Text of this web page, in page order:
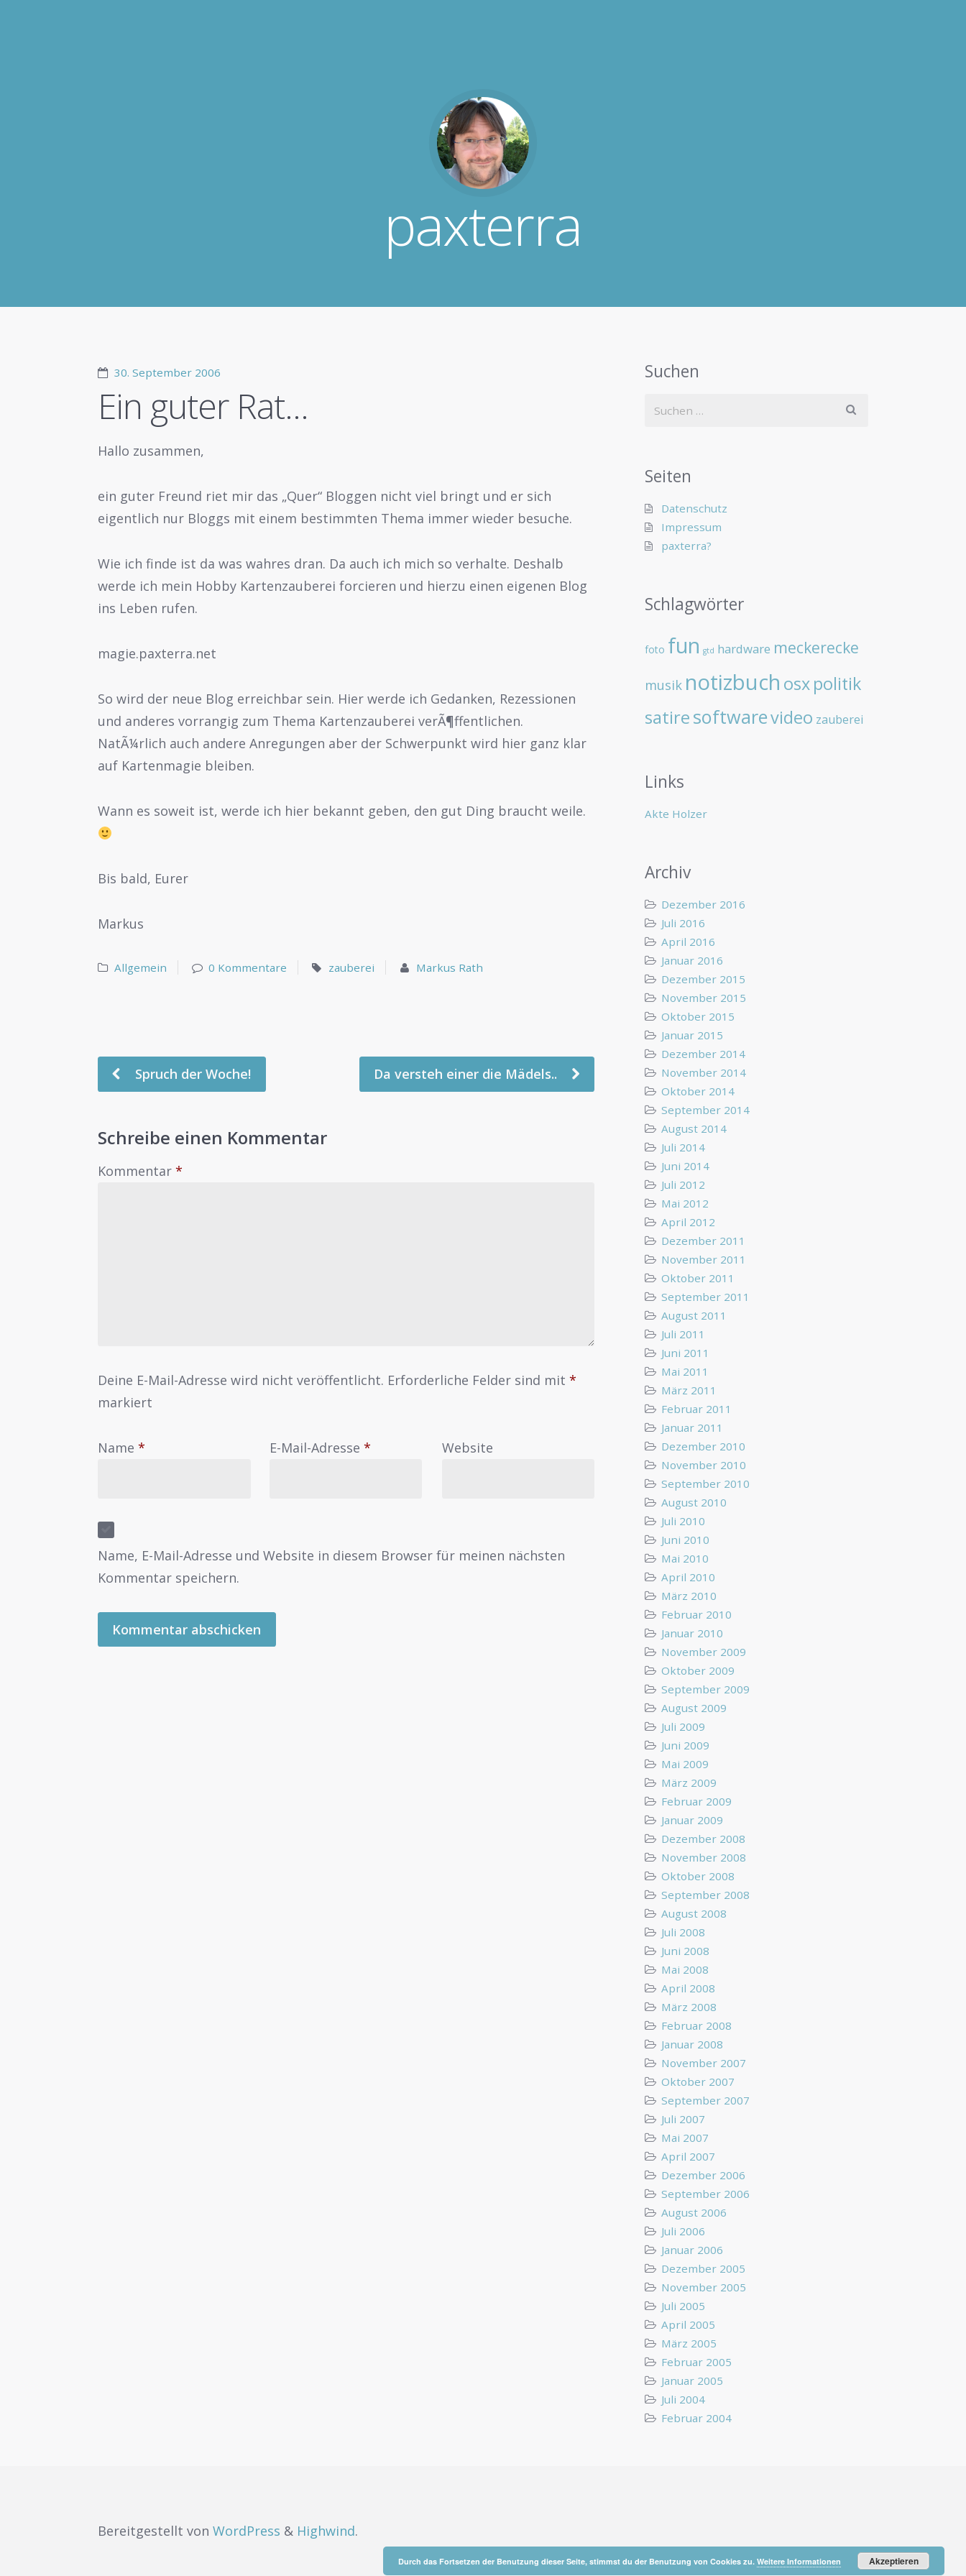
paxterra
30. September 2006
Ein guter Rat…
Hallo zusammen,
ein guter Freund riet mir das „Quer“ Bloggen nicht viel bringt und er sich
eigentlich nur Bloggs mit einem bestimmten Thema immer wieder besuche.
Wie ich finde ist da was wahres dran. Da auch ich mich so verhalte. Deshalb
werde ich mein Hobby Kartenzauberei forcieren und hierzu einen eigenen Blog
ins Leben rufen.
magie.paxterra.net
So wird der neue Blog erreichbar sein. Hier werde ich Gedanken, Rezessionen
und anderes vorrangig zum Thema Kartenzauberei verÃ¶ffentlichen.
NatÃ¼rlich auch andere Anregungen aber der Schwerpunkt wird hier ganz klar
auf Kartenmagie bleiben.
Wann es soweit ist, werde ich hier bekannt geben, den gut Ding braucht weile.
Bis bald, Eurer
Markus
Allgemein 0 Kommentare zauberei Markus Rath
Spruch der Woche! Da versteh einer die Mädels..
Schreibe einen Kommentar
Kommentar*
Deine E-Mail-Adresse wird nicht veröffentlicht. Erforderliche Felder sind mit*
markiert
Name* E-Mail-Adresse * Website
Name, E-Mail-Adresse und Website in diesem Browser für meinen nächsten
Kommentar speichern.
Suchen
Seiten
Datenschutz
Impressum
paxterra?
Schlagwörter
foto fun gtd hardware meckerecke
musik notizbuch osxpolitik
satiresoftwarevideo zauberei
Links
Akte Holzer
Archiv
Dezember 2016
Juli 2016
April 2016
Januar 2016
Dezember 2015
November 2015
Oktober 2015
Januar 2015
Dezember 2014
November 2014
Oktober 2014
September 2014
August 2014
Juli 2014
Juni 2014
Juli 2012
Mai 2012
April 2012
Dezember 2011
November 2011
Oktober 2011
September 2011
August 2011
Juli 2011
Juni 2011
Mai 2011
März 2011
Februar 2011
Januar 2011
Dezember 2010
November 2010
September 2010
August 2010
Juli 2010
Juni 2010
Mai 2010
April 2010
März 2010
Februar 2010
Januar 2010
November 2009
Oktober 2009
September 2009
August 2009
Juli 2009
Juni 2009
Mai 2009
März 2009
Februar 2009
Januar 2009
Dezember 2008
November 2008
Oktober 2008
September 2008
August 2008
Juli 2008
Juni 2008
Mai 2008
April 2008
März 2008
Februar 2008
Januar 2008
November 2007
Oktober 2007
September 2007
Juli 2007
Mai 2007
April 2007
Dezember 2006
September 2006
August 2006
Juli 2006
Januar 2006
Dezember 2005
November 2005
Juli 2005
April 2005
März 2005
Februar 2005
Januar 2005
Juli 2004
Februar 2004
Bereitgestellt vonWordPress & Highwind.
Durch das Fortsetzen der Benutzung dieser Seite, stimmst du der Benutzung von Cookies zu. Weitere Informationen Akzeptieren